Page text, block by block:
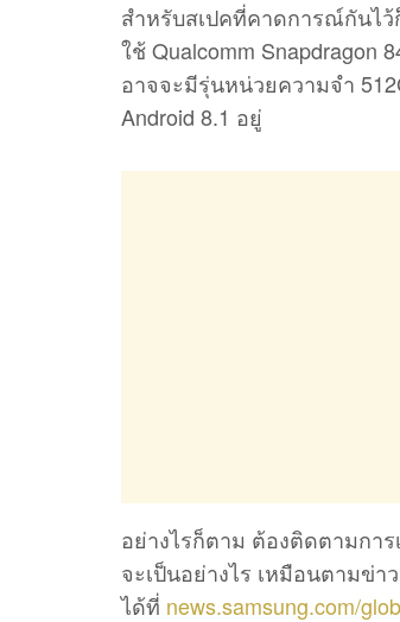
สำหรับสเปคที่คาดการณ์กันไว้
ใช้ Qualcomm Snapdragon
อาจจะมีรุ่นหน่วยความจำ
Android 8.1 อยู่
อย่างไรก็ตาม ต้องติดตามกา
จะเป็นอย่างไร เหมือนตามข่
ได้ที่ news.samsung.com/